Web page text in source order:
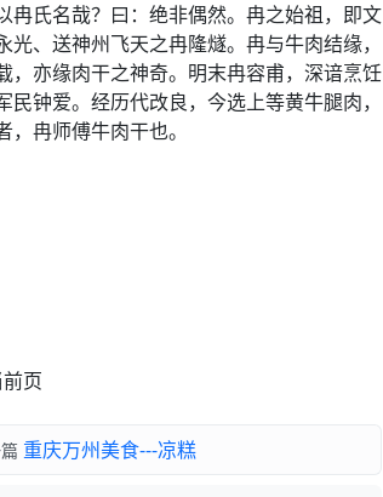
氏名哉？曰：绝非偶然。冉之始祖，即文
、送神州飞天之冉隆燧。冉与牛肉结缘，
，亦缘肉干之神奇。明末冉容甫，深谙烹饪
钟爱。经历代改良，今选上等黄牛腿肉，
冉师傅牛肉干也。
页
重庆万州美食---凉糕